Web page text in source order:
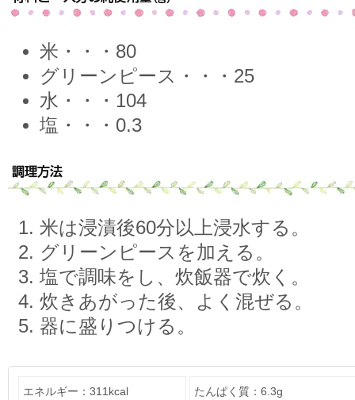
米・・・80
グリーンピース・・・25
水・・・104
塩・・・0.3
米は浸漬後60分以上浸水する。
グリーンピースを加える。
塩で調味をし、炊飯器で炊く。
炊きあがった後、よく混ぜる。
器に盛りつける。
エネルギー：311kcal たんぱく質：6.3g